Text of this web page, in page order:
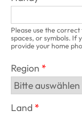
Please use the
spaces, or symbols. If
provide your home
Region
Land